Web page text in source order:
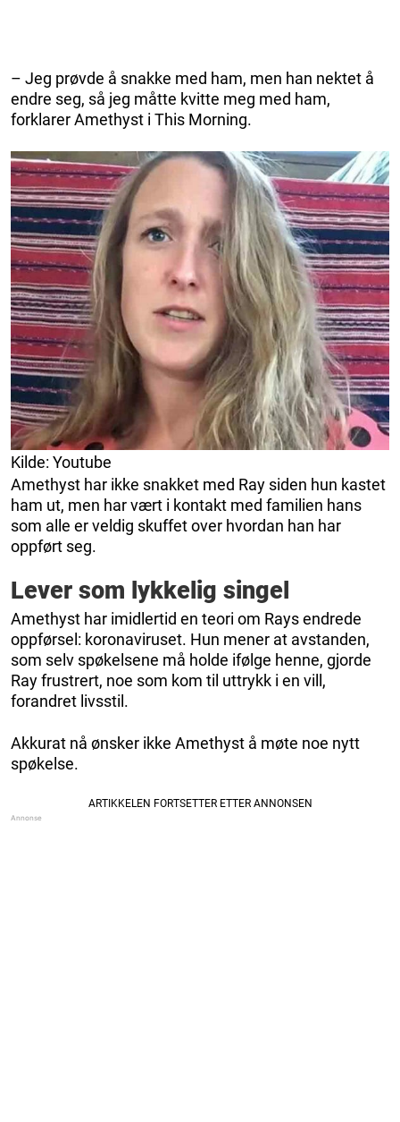
– Jeg prøvde å snakke med ham, men han nektet å
endre seg, så jeg måtte kvitte meg med ham,
forklarer Amethyst i This Morning.
Kilde: Youtube
Amethyst har ikke snakket med Ray siden hun kastet
ham ut, men har vært i kontakt med familien hans
som alle er veldig skuffet over hvordan han har
oppført seg.
Lever som lykkelig singel
Amethyst har imidlertid en teori om Rays endrede
oppførsel: koronaviruset. Hun mener at avstanden,
som selv spøkelsene må holde ifølge henne, gjorde
Ray frustrert, noe som kom til uttrykk i en vill,
forandret livsstil.
Akkurat nå ønsker ikke Amethyst å møte noe nytt
spøkelse.